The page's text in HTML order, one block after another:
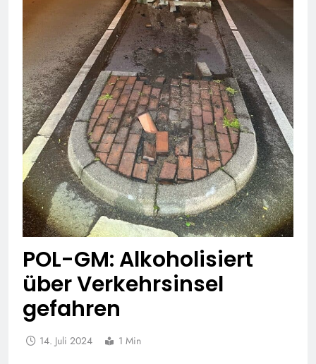
POL-GM: Alkoholisiert
über Verkehrsinsel
gefahren
14. Juli 2024 1 Min